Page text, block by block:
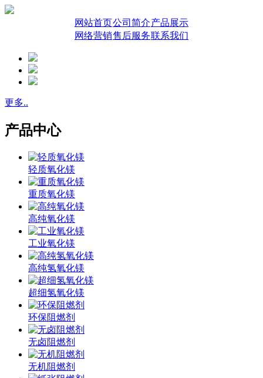
网站首页公司简介产品展示
网络营销售后服务联系我们
更多..
产品中心
轻质氧化镁
重质氧化镁
高纯氧化镁
工业氧化镁
高纯氢氧化镁
超细氢氧化镁
环保阻燃剂
无卤阻燃剂
无机阻燃剂